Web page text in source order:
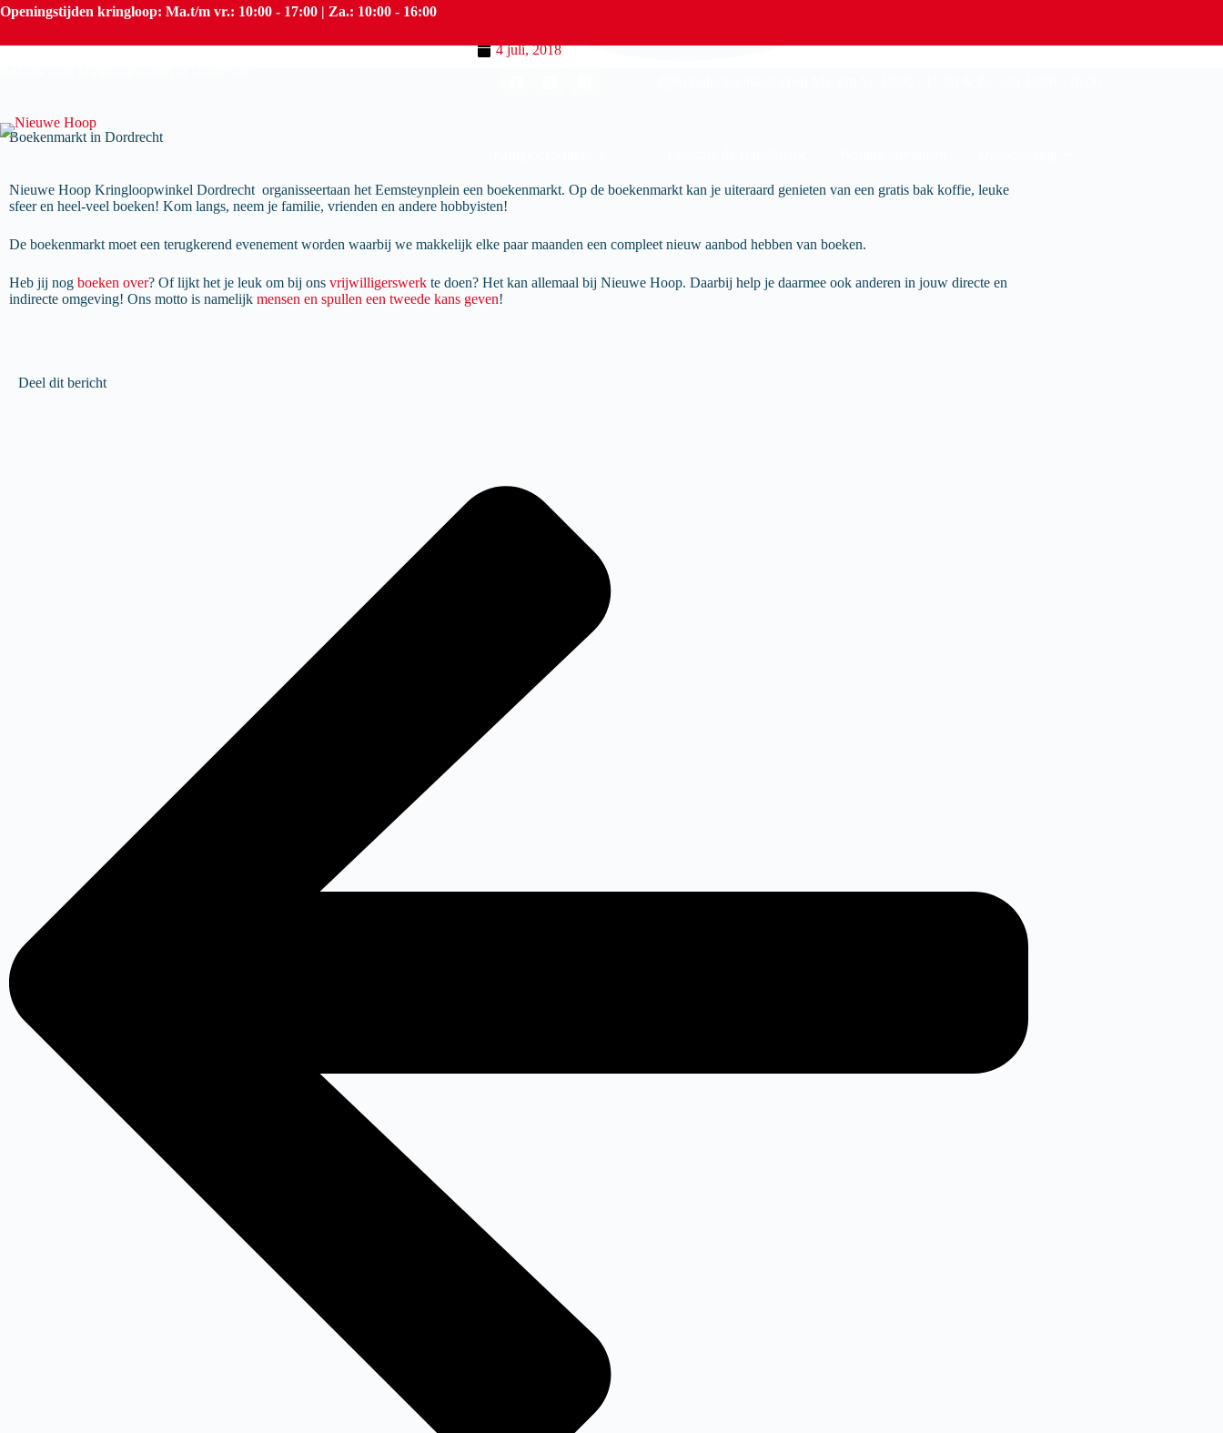
Openingstijden kringloop: Ma.t/m vr.: 10:00 - 17:00 | Za.: 10:00 - 16:00
Boekenmarkt in Dordrecht
4 juli, 2018
Boekenmarkt in Dordrecht
Nieuwe Hoop Kringloopwinkel Dordrecht organisseertaan het Eemsteynplein een boekenmarkt. Op de boekenmarkt kan je uiteraard genieten van een gratis bak koffie, leuke
sfeer en heel-veel boeken! Kom langs, neem je familie, vrienden en andere hobbyisten!
De boekenmarkt moet een terugkerend evenement worden waarbij we makkelijk elke paar maanden een compleet nieuw aanbod hebben van boeken.
Heb jij nog boeken over? Of lijkt het je leuk om bij ons vrijwilligerswerk te doen? Het kan allemaal bij Nieuwe Hoop. Daarbij help je daarmee ook anderen in jouw directe en
indirecte omgeving! Ons motto is namelijk mensen en spullen een tweede kans geven!
Deel dit bericht